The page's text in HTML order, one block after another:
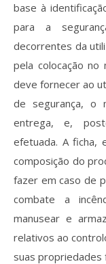
base à
para a
decorrentes da
pela colocação no
deve fornecer ao
de segurança, o
entrega, e,
efetuada. A ficha,
composição do
fazer em caso de
combate a
manusear e
relativos ao
suas propriedades